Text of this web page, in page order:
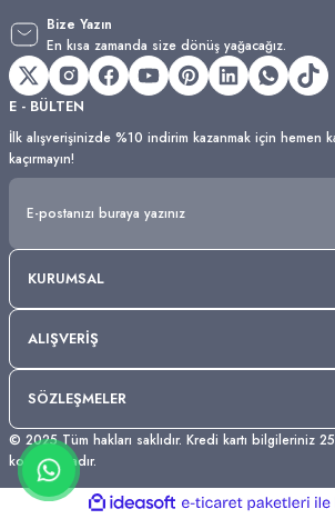
Bize Yazın
En kısa zamanda size dönüş yağacağız.
KURUMSAL
ALIŞVERİŞ
SÖZLEŞMELER
E - BÜLTEN
İlk alışverişinizde %10 indirim kazanmak için hemen
kaçırmayın!
© 2025 Tüm hakları saklıdır. Kredi kartı bilgileriniz
korunmaktadır.
ideasoft
e-